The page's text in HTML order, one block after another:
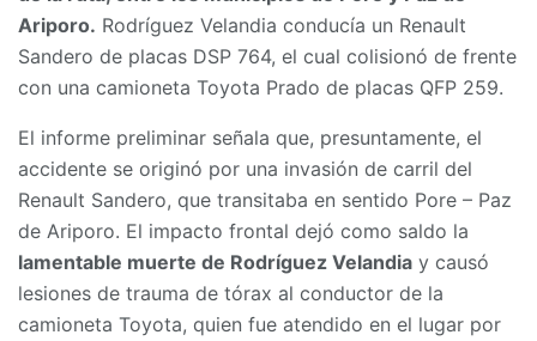
Ariporo. Rodríguez Velandia conducía un Renault
Sandero de placas DSP 764, el cual colisionó de frente
con una camioneta Toyota Prado de placas QFP 259.
El informe preliminar señala que, presuntamente, el
accidente se originó por una invasión de carril del
Renault Sandero, que transitaba en sentido Pore – Paz
de Ariporo. El impacto frontal dejó como saldo la
lamentable muerte de Rodríguez Velandia y causó
lesiones de trauma de tórax al conductor de la
camioneta Toyota, quien fue atendido en el lugar por